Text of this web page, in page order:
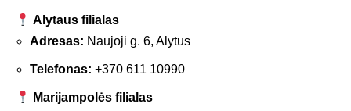
Alytaus filialas
Adresas: Naujoji g. 6, Alytus
Telefonas: +370 611 10990
Marijampolės filialas